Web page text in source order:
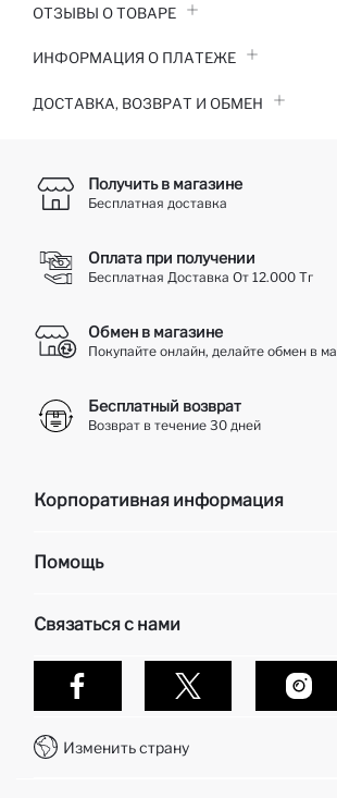
ОТЗЫВЫ О ТОВАРЕ
ИНФОРМАЦИЯ О ПЛАТЕЖЕ
ДОСТАВКА, ВОЗВРАТ И ОБМЕН
Получить в магазине
Бесплатная доставка
Оплата при получении
Бесплатная Доставка От 12.000 Тг
Обмен в магазине
Покупайте онлайн, делайте обмен в
Бесплатный возврат
Возврат в течение 30 дней
Корпоративная информация
О нас
Контакты
Помощь
Доставка и возврат
Оплата при получени
Политика конфиденциальности
Как делаются покупки в Дефакто?
Клуб подарков
Связаться с нами
Обслуживание клиентов
Контакты
Колл-центр +7 727 357 40 55
Изменить страну